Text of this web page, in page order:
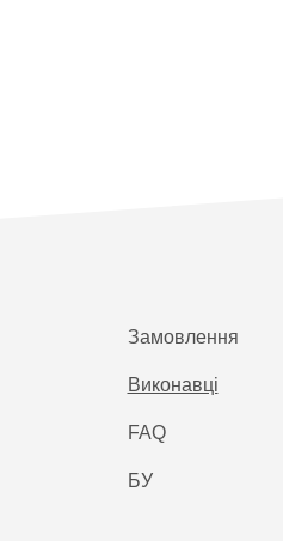
Замовлення
Виконавці
FAQ
БУ